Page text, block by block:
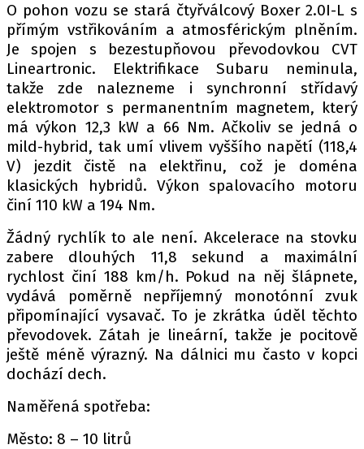
O pohon vozu se stará čtyřválcový Boxer 2.0I-L s
přímým vstřikováním a atmosférickým plněním.
Je spojen s bezestupňovou převodovkou CVT
Lineartronic. Elektrifikace Subaru neminula,
takže zde nalezneme i synchronní střídavý
elektromotor s permanentním magnetem, který
má výkon 12,3 kW a 66 Nm. Ačkoliv se jedná o
mild-hybrid, tak umí vlivem vyššího napětí (118,4
V) jezdit čistě na elektřinu, což je doména
klasických hybridů. Výkon spalovacího motoru
činí 110 kW a 194 Nm.
Žádný rychlík to ale není. Akcelerace na stovku
zabere dlouhých 11,8 sekund a maximální
rychlost činí 188 km/h. Pokud na něj šlápnete,
vydává poměrně nepříjemný monotónní zvuk
připomínající vysavač. To je zkrátka úděl těchto
převodovek. Zátah je lineární, takže je pocitově
ještě méně výrazný. Na dálnici mu často v kopci
dochází dech.
Naměřená spotřeba:
Město: 8 – 10 litrů